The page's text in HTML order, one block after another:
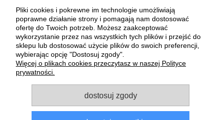
Moje konto
Płatności i dostawa
O nas
Informacje
Pliki cookies i pokrewne im technologie umożliwiają
poprawne działanie strony i pomagają nam dostosować
ofertę do Twoich potrzeb. Możesz zaakceptować
wykorzystanie przez nas wszystkich tych plików i przejść do
sklepu lub dostosować użycie plików do swoich preferencji,
wybierając opcję "Dostosuj zgody".
Więcej o plikach cookies przeczytasz w naszej Polityce
prywatności.
dostosuj zgody